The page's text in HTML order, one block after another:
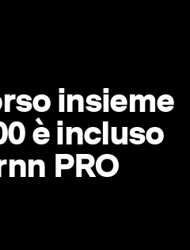
insieme
è incluso
PRO